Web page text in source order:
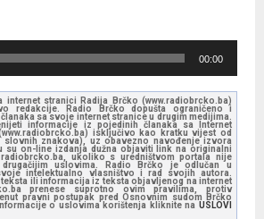
00:00
stranici Radija Brčko (www.radiobrcko.ba)
redakcije. Radio Brčko dopušta ograničeno i
sa svoje internet stranice u drugim medijima.
informacije iz pojedinih članaka sa Internet
isključivo kao kratku vijest od
slovnih znakova), uz obavezno navođenje izvora
su on-line izdanja dužna objaviti link na originalni
ukoliko s uredništvom portala nije
uslovima. Radio Brčko je odlučan u
intelektualno vlasništvo i rad svojih autora.
ili informacija iz teksta objavljenog na internet
prenese suprotno ovim pravilima, protiv
pravni postupak pred Osnovnim sudom Brčko
o uslovima korištenja kliknite na USLOVI